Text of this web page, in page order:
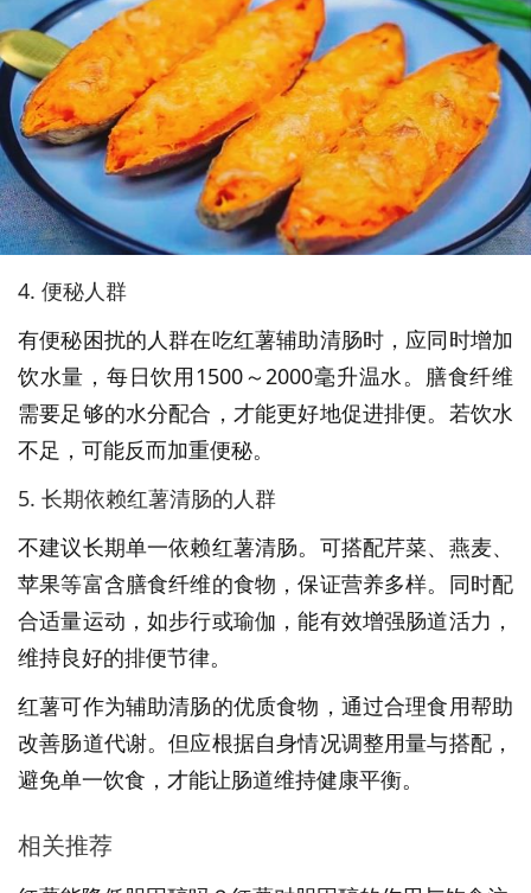
4. 便秘人群
有便秘困扰的人群在吃红薯辅助清肠时，应同时增加
饮水量，每日饮用1500～2000毫升温水。膳食纤维
需要足够的水分配合，才能更好地促进排便。若饮水
不足，可能反而加重便秘。
5. 长期依赖红薯清肠的人群
不建议长期单一依赖红薯清肠。可搭配芹菜、燕麦、
苹果等富含膳食纤维的食物，保证营养多样。同时配
合适量运动，如步行或瑜伽，能有效增强肠道活力，
维持良好的排便节律。
红薯可作为辅助清肠的优质食物，通过合理食用帮助
改善肠道代谢。但应根据自身情况调整用量与搭配，
避免单一饮食，才能让肠道维持健康平衡。
相关推荐